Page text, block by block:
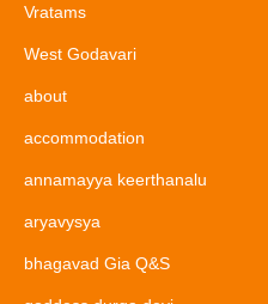
Vratams
West Godavari
about
accommodation
annamayya keerthanalu
aryavysya
bhagavad Gia Q&S